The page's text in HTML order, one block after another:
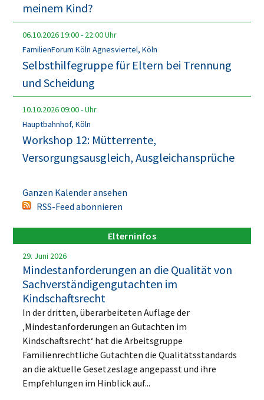
meinem Kind?
06.10.202619:00- 22:00Uhr
FamilienForum Köln Agnesviertel, Köln
Selbsthilfegruppe für Eltern bei Trennung
und Scheidung
10.10.202609:00-Uhr
Hauptbahnhof, Köln
Workshop 12: Mütterrente,
Versorgungsausgleich, Ausgleichansprüche
Ganzen Kalender ansehen
RSS-Feed abonnieren
Elterninfos
29. Juni 2026
Mindestanforderungen an die Qualität von
Sachverständigengutachten im
Kindschaftsrecht
In der dritten, überarbeiteten Auflage der
‚Mindestanforderungen an Gutachten im
Kindschaftsrecht‘ hat die Arbeitsgruppe
Familienrechtliche Gutachten die Qualitätsstandards
an die aktuelle Gesetzeslage angepasst und ihre
Empfehlungen im Hinblick auf...